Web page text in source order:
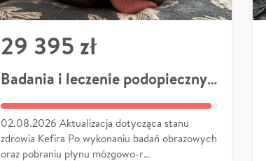
29 395 zł
Badania i leczenie podopiecznych
02.08.2026 Aktualizacja dotycząca stanu
zdrowia Kefira Po wykonaniu badań obrazowych
oraz pobraniu płynu mózgowo-r…